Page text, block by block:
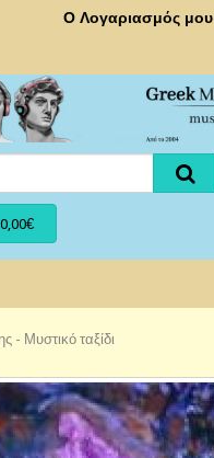
Ο Λογαριασμός μου
- Μυστικό ταξίδι